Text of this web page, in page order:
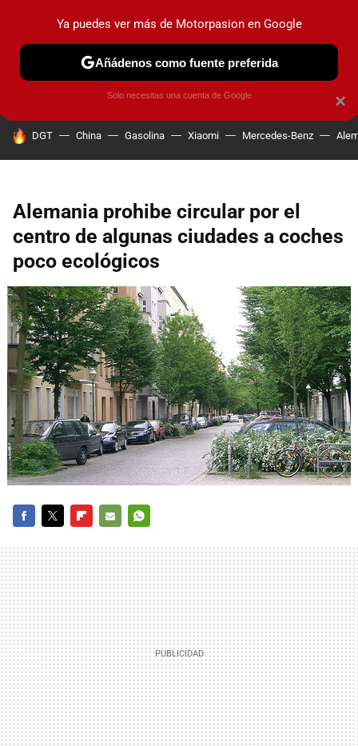
PRUEBAS COCHES ELÉCTRICOS OBSERVATORIO
HOY SE HABLA DE
DGT China Gasolina Xiaomi Mercedes-Benz
Alemania prohibe circular por el
centro de algunas ciudades a coches
poco ecológicos
MAIL
×
Ya puedes ver más de Motorpasion en Google
Añádenos como fuente preferida
Solo necesitas una cuenta de Google